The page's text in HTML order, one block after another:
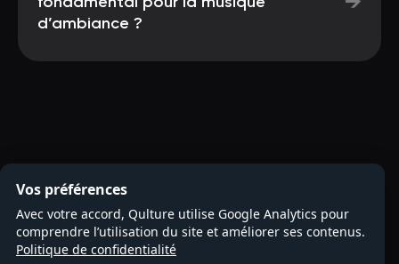
d’ambiance ?
Vos préférences
Avec votre accord, Qulture utilise Google Analytics pour
comprendre l’utilisation du site et améliorer ses contenus.
Politique de confidentialité